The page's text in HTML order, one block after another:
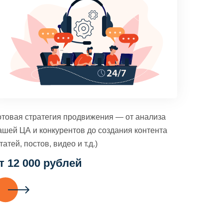
стратегия продвижения — от анализа
ЦА и конкурентов до создания контента
постов, видео и т.д.)
12 000 рублей